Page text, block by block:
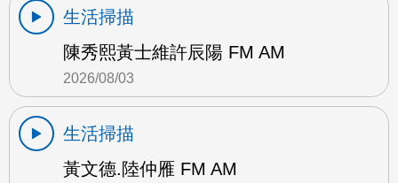
生活掃描
陳秀熙黃士維許辰陽 FM AM
2026/08/03
生活掃描
黃文德.陸仲雁 FM AM